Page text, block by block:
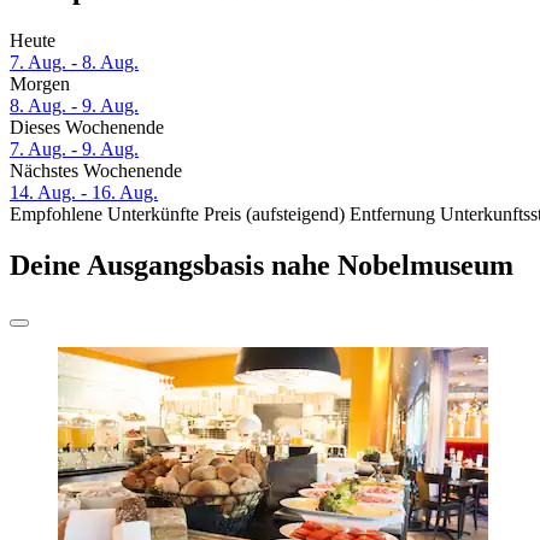
Heute
7. Aug. - 8. Aug.
Morgen
8. Aug. - 9. Aug.
Dieses Wochenende
7. Aug. - 9. Aug.
Nächstes Wochenende
14. Aug. - 16. Aug.
Empfohlene Unterkünfte Preis (aufsteigend) Entfernung
Deine Ausgangsbasis nahe Nobelmuseum